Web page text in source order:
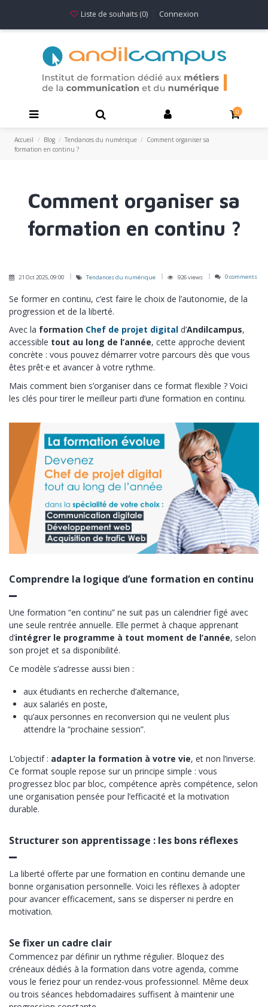
Liste de souhaits (0) Connexion
0
Accueil Blog Tendances du numérique
Comment organiser sa
formation en continu ?
Comment organiser sa
formation en continu ?
21 Oct 2025, 09:00 Tendances du numérique 926 views 0 comments
Se former en continu, c’est faire le choix de l’autonomie, de la
progression et de la liberté.
Avec la formation Chef de projet digital d’Andilcampus,
accessible tout au long de l’année, cette approche devient
concrète : vous pouvez démarrer votre parcours dès que vous
êtes prêt·e et avancer à votre rythme.
Mais comment bien s’organiser dans ce format flexible ? Voici
les clés pour tirer le meilleur parti d’une formation en continu.
Comprendre la logique d’une formation en continu
Une formation “en continu” ne suit pas un calendrier figé avec
une seule rentrée annuelle. Elle permet à chaque apprenant
d’intégrer le programme à tout moment de l’année, selon
son projet et sa disponibilité.
Ce modèle s’adresse aussi bien :
aux étudiants en recherche d’alternance,
aux salariés en poste,
qu’aux personnes en reconversion qui ne veulent plus
attendre la “prochaine session”.
L’objectif : adapter la formation à votre vie, et non l’inverse.
Ce format souple repose sur un principe simple : vous
progressez bloc par bloc, compétence après compétence, selon
une organisation pensée pour l’efficacité et la motivation
durable.
Structurer son apprentissage : les bons réflexes
La liberté offerte par une formation en continu demande une
bonne organisation personnelle. Voici les réflexes à adopter
pour avancer efficacement, sans se disperser ni perdre en
motivation.
Se fixer un cadre clair
Commencez par définir un rythme régulier. Bloquez des
créneaux dédiés à la formation dans votre agenda, comme
vous le feriez pour un rendez-vous professionnel. Même deux
ou trois séances hebdomadaires suffisent à maintenir une